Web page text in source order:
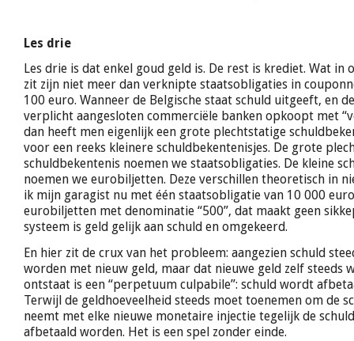
Les drie
Les drie is dat enkel goud geld is. De rest is krediet. Wat in
zit zijn niet meer dan verknipte staatsobligaties in
100 euro. Wanneer de Belgische staat schuld uitgeeft, en
verplicht aangesloten commerciële banken opkoopt met
dan heeft men eigenlijk een grote plechtstatige
voor een reeks kleinere schuldbekentenisjes. De grote
schuldbekentenis noemen we staatsobligaties. De kleine
noemen we eurobiljetten. Deze verschillen theoretisch in
ik mijn garagist nu met één staatsobligatie van 10 000
eurobiljetten met denominatie “500”, dat maakt geen
systeem is geld gelijk aan schuld en omgekeerd.
En hier zit de crux van het probleem: aangezien schuld
worden met nieuw geld, maar dat nieuwe geld zelf steeds
ontstaat is een “perpetuum culpabile”: schuld wordt
Terwijl de geldhoeveelheid steeds moet toenemen om de
neemt met elke nieuwe monetaire injectie tegelijk de
afbetaald worden. Het is een spel zonder einde.